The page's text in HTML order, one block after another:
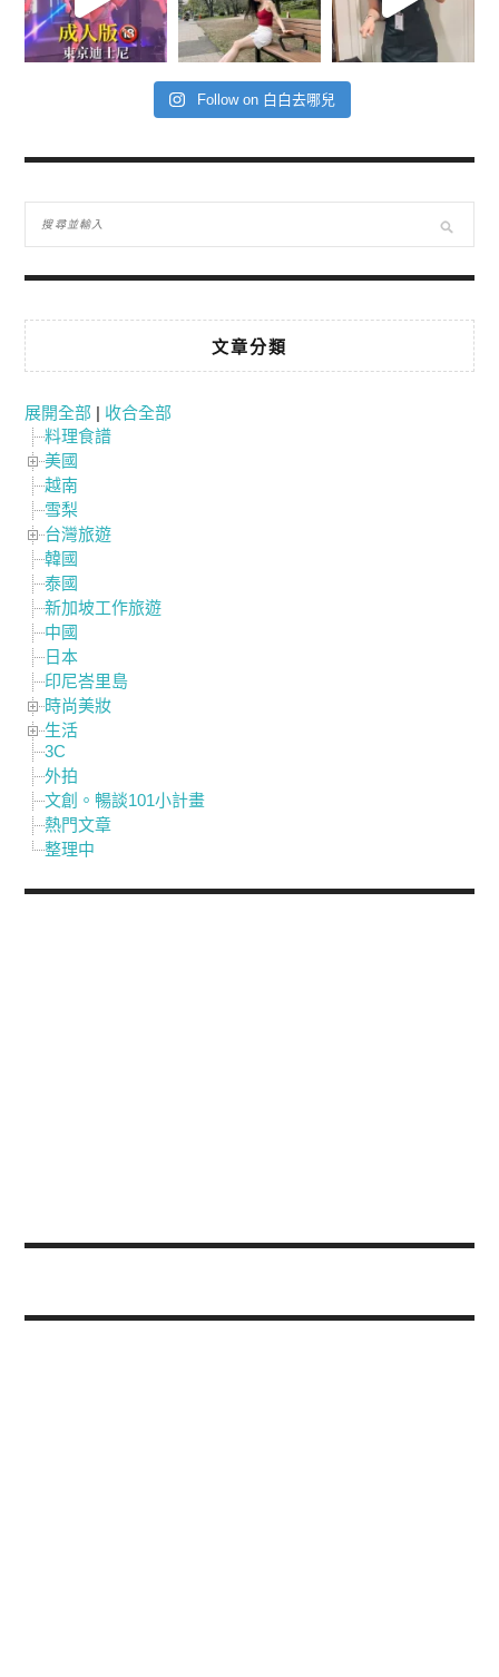
Follow on 白白去哪兒
文章分類
展開全部 | 收合全部
料理食譜
美國
越南
雪梨
台灣旅遊
韓國
泰國
新加坡工作旅遊
中國
日本
印尼峇里島
時尚美妝
生活
3C
外拍
文創。暢談101小計畫
熱門文章
整理中